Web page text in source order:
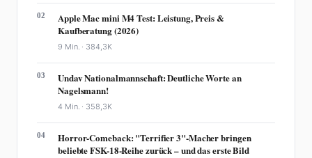
02
Apple Mac mini M4 Test: Leistung, Preis &
Kaufberatung (2026)
9 Min. · 384,3K
03
Undav Nationalmannschaft: Deutliche Worte an
Nagelsmann!
4 Min. · 358,3K
04
Horror-Comeback: "Terrifier 3"-Macher bringen
beliebte FSK-18-Reihe zurück – und das erste Bild